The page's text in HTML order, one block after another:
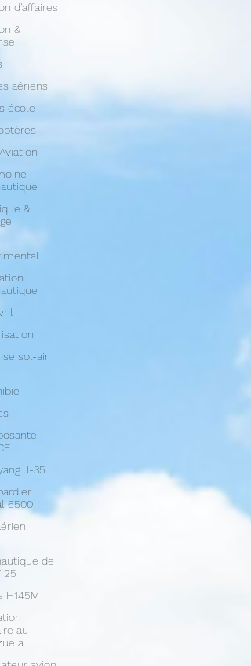
d'affaires
&
aériens
école
&
sol-air
J-35
6500
de
25
H145M
au